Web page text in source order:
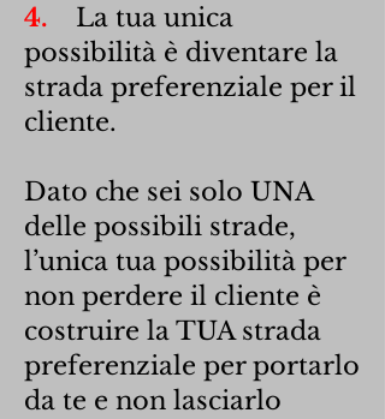
4.
La tua unica
possibilità è diventare la
strada preferenziale per il
cliente.
Dato che sei solo UNA
delle possibili strade,
l’unica tua possibilità per
non perdere il cliente è
costruire la TUA strada
preferenziale per portarlo
da te e non lasciarlo